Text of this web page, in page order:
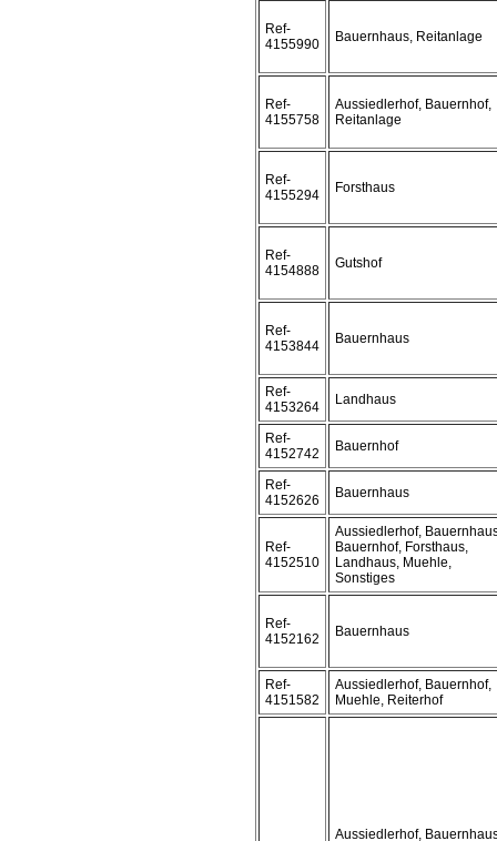
Ref-
4155990
Bauernhaus, Reitanlage
Ref-
4155758
Aussiedlerhof, Bauernhof,
Reitanlage
Ref-
4155294
Forsthaus
Ref-
4154888
Gutshof
Ref-
4153844
Bauernhaus
Ref-
4153264
Landhaus
Ref-
4152742
Bauernhof
Ref-
4152626
Bauernhaus
Ref-
4152510
Aussiedlerhof,
Bauernhof, Forsthaus,
Landhaus, Muehle,
Sonstiges
Ref-
4152162
Bauernhaus
Ref-
4151582
Aussiedlerhof, Bauernhof,
Muehle, Reiterhof
Aussiedlerhof,